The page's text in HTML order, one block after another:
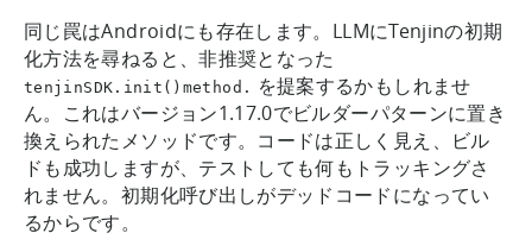
同じ罠はAndroidにも存在します。LLMにTenjinの初期
化方法を尋ねると、非推奨となった
tenjinSDK.init()method.
を提案するかもしれませ
ん。これはバージョン1.17.0でビルダーパターンに置き
換えられたメソッドです。コードは正しく見え、ビル
ドも成功しますが、テストしても何もトラッキングさ
れません。初期化呼び出しがデッドコードになってい
るからです。